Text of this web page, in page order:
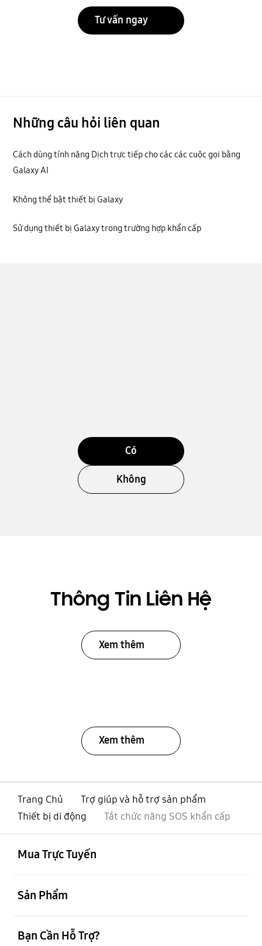
Tư vấn ngay
Những câu hỏi liên quan
Cách dùng tính năng Dịch trực tiếp cho các các cuộc gọi bằng
Galaxy AI
Không thể bật thiết bị Galaxy
Sử dụng thiết bị Galaxy trong trường hợp khẩn cấp
Có
Không
Thông Tin Liên Hệ
Xem thêm
Xem thêm
Trang Chủ
Trợ giúp và hỗ trợ sản phẩm
Thiết bị di động
Tắt chức năng SOS khẩn cấp
Mua Trực Tuyến
Sản Phẩm
Bạn Cần Hỗ Trợ?